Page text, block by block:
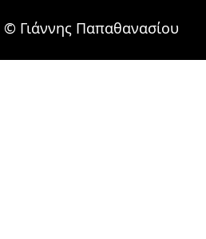
© Γιάννης Παπαθανασίου